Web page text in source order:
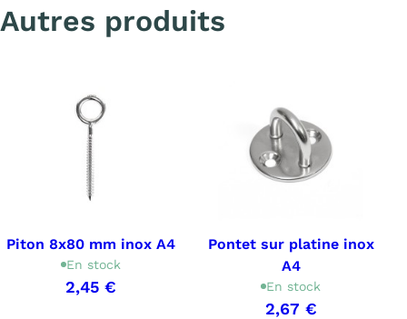
Autres produits
Piton 8x80 mm inox A4
En stock
2,45 €
Pontet sur platine inox
A4
En stock
2,67 €